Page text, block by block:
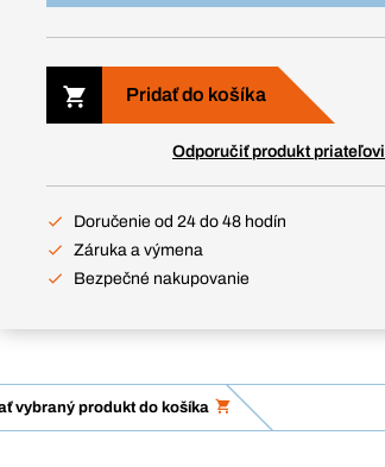
Pridať do košíka
Odporučiť produkt priateľovi
Doručenie od 24 do 48 hodín
Záruka a výmena
Bezpečné nakupovanie
vybraný produkt do košíka